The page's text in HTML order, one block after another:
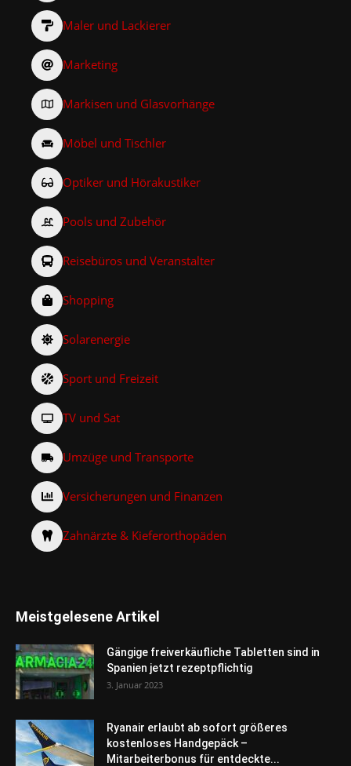
Maler und Lackierer
Marketing
Markisen und Glasvorhänge
Möbel und Tischler
Optiker und Hörakustiker
Pools und Zubehör
Reisebüros und Veranstalter
Shopping
Solarenergie
Sport und Freizeit
TV und Sat
Umzüge und Transporte
Versicherungen und Finanzen
Zahnärzte & Kieferorthopäden
Meistgelesene Artikel
Gängige freiverkäufliche Tabletten sind in
Spanien jetzt rezeptpflichtig
3. Januar 2023
Ryanair erlaubt ab sofort größeres
kostenloses Handgepäck –
Mitarbeiterbonus für entdeckte...